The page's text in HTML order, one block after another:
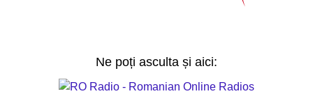
Ne poți asculta și aici: